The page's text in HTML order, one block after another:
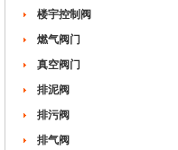
楼宇控制阀
燃气阀门
真空阀门
排泥阀
排污阀
排气阀